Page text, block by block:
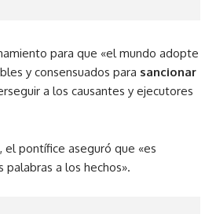
para que «el mundo adopte
y consensuados para sancionar
a los causantes y ejecutores
el pontífice aseguró que «es
a los hechos».